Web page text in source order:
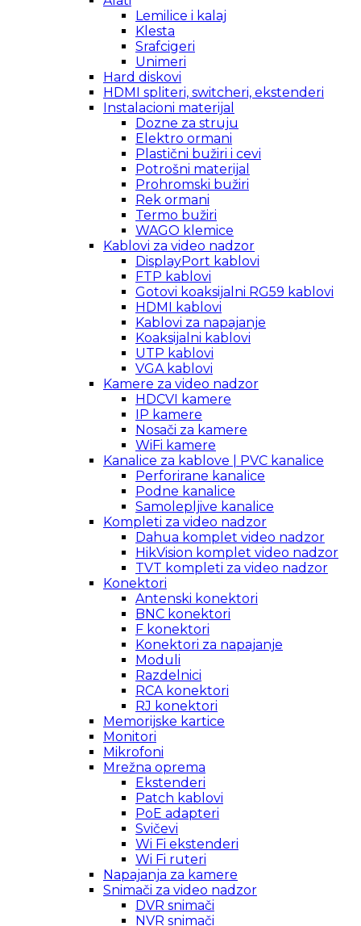
Lemilice i kalaj
Klesta
Srafcigeri
Unimeri
Hard diskovi
HDMI spliteri, switcheri, ekstenderi
Instalacioni materijal
Dozne za struju
Elektro ormani
Plastični bužiri i cevi
Potrošni materijal
Prohromski bužiri
Rek ormani
Termo bužiri
WAGO klemice
Kablovi za video nadzor
DisplayPort kablovi
FTP kablovi
Gotovi koaksijalni RG59 kablovi
HDMI kablovi
Kablovi za napajanje
Koaksijalni kablovi
UTP kablovi
VGA kablovi
Kamere za video nadzor
HDCVI kamere
IP kamere
Nosači za kamere
WiFi kamere
Kanalice za kablove | PVC kanalice
Perforirane kanalice
Podne kanalice
Samolepljive kanalice
Kompleti za video nadzor
Dahua komplet video nadzor
HikVision komplet video nadzor
TVT kompleti za video nadzor
Konektori
Antenski konektori
BNC konektori
F konektori
Konektori za napajanje
Moduli
Razdelnici
RCA konektori
RJ konektori
Memorijske kartice
Monitori
Mikrofoni
Mrežna oprema
Ekstenderi
Patch kablovi
PoE adapteri
Svičevi
Wi Fi ekstenderi
Wi Fi ruteri
Napajanja za kamere
Snimači za video nadzor
DVR snimači
NVR snimači